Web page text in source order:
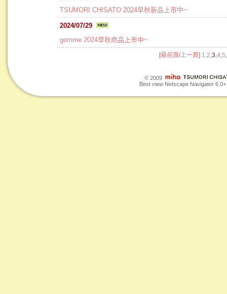
TSUMORI CHISATO 2024早秋新品上市中~
2024/07/29
gomme 2024早秋商品上市中~
[最前頁/上一頁] 1 2 3 4 5
© 2009
Best view Netscape Navigator